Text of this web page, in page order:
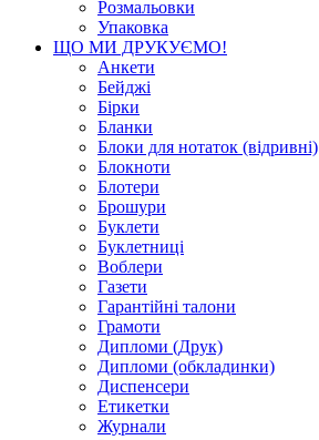
Розмальовки
Упаковка
ЩО МИ ДРУКУЄМО!
Анкети
Бейджі
Бірки
Бланки
Блоки для нотаток (відривні)
Блокноти
Блотери
Брошури
Буклети
Буклетниці
Воблери
Газети
Гарантійні талони
Грамоти
Дипломи (Друк)
Дипломи (обкладинки)
Диспенсери
Етикетки
Журнали